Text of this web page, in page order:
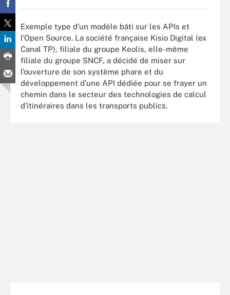
Exemple type d’un modèle bâti sur les APIs et
l’Open Source. La société française Kisio Digital (ex
Canal TP), filiale du groupe Keolis, elle-même
filiale du groupe SNCF, a décidé de miser sur
l’ouverture de son système phare et du
développement d’une API dédiée pour se frayer un
chemin dans le secteur des technologies de calcul
d’itinéraires dans les transports publics.